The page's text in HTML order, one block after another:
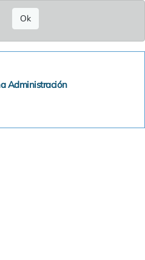
Ok
Administración